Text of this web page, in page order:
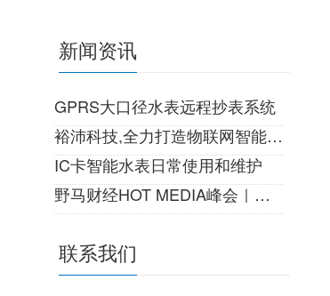
新闻资讯
GPRS大口径水表远程抄表系统
裕沛科技,全力打造物联网智能生活!
IC卡智能水表日常使用和维护
野马财经HOT MEDIA峰会｜一份来自22世纪的邀请
联系我们